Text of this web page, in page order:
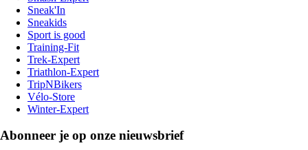
Sneak'In
Sneakids
Sport is good
Training-Fit
Trek-Expert
Triathlon-Expert
TripNBikers
Vélo-Store
Winter-Expert
Abonneer je op onze nieuwsbrief